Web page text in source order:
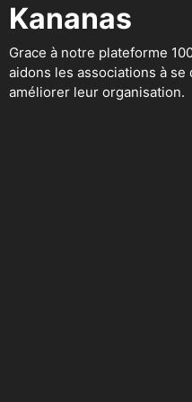
Kananas
Grace à notre plateforme
aidons les associations à se
améliorer leur organisation.